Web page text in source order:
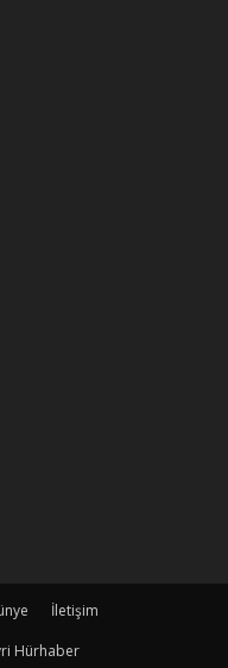
İletişim
Hürhaber